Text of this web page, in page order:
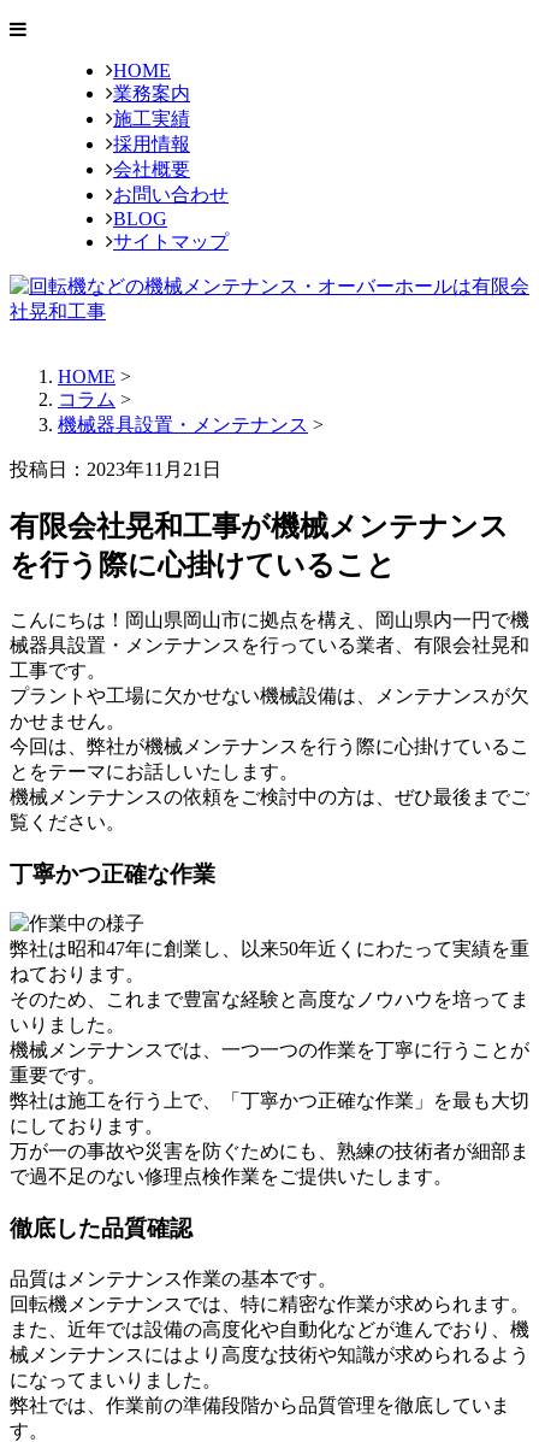
HOME
業務案内
施工実績
採用情報
会社概要
お問い合わせ
BLOG
サイトマップ
HOME >
コラム >
機械器具設置・メンテナンス >
投稿日：2023年11月21日
有限会社晃和工事が機械メンテナンス
を行う際に心掛けていること
こんにちは！岡山県岡山市に拠点を構え、岡山県内一円で機
械器具設置・メンテナンスを行っている業者、有限会社晃和
工事です。
プラントや工場に欠かせない機械設備は、メンテナンスが欠
かせません。
今回は、弊社が機械メンテナンスを行う際に心掛けているこ
とをテーマにお話しいたします。
機械メンテナンスの依頼をご検討中の方は、ぜひ最後までご
覧ください。
丁寧かつ正確な作業
弊社は昭和47年に創業し、以来50年近くにわたって実績を重
ねております。
そのため、これまで豊富な経験と高度なノウハウを培ってま
いりました。
機械メンテナンスでは、一つ一つの作業を丁寧に行うことが
重要です。
弊社は施工を行う上で、「丁寧かつ正確な作業」を最も大切
にしております。
万が一の事故や災害を防ぐためにも、熟練の技術者が細部ま
で過不足のない修理点検作業をご提供いたします。
徹底した品質確認
品質はメンテナンス作業の基本です。
回転機メンテナンスでは、特に精密な作業が求められます。
また、近年では設備の高度化や自動化などが進んでおり、機
械メンテナンスにはより高度な技術や知識が求められるよう
になってまいりました。
弊社では、作業前の準備段階から品質管理を徹底していま
す。